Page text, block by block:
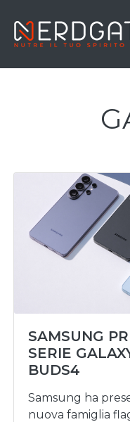
SAMSUNG
SERIE
BUDS4
Samsung ha
nuova famiglia